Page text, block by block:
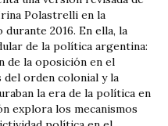
Polastrelli en la
2016. En ella, la
de la política argentina:
de la oposición en el
del orden colonial y la
la era de la política en
explora los mecanismos